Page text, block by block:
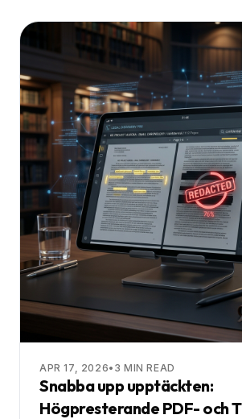
ingenjörer och byggteam.
APR 17, 2026• 3 MIN READ
Snabba upp upptäckten:
Högpresterande PDF- och